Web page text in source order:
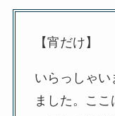
【宵だけ】
いらっしゃ
ました。こ